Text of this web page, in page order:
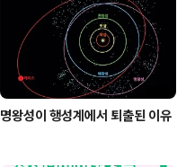
명왕성이 행성계에서 퇴출된 이유